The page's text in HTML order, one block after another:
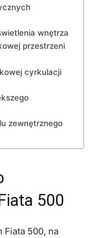
wnętrza
przestrzeni
cyrkulacji
zewnętrznego
500
Fiata 500, ⁤na